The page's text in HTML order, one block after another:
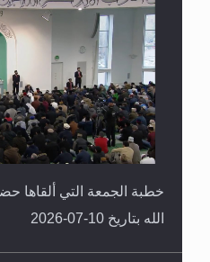
خطبة الجمعة التي ألقاها
الله بتاريخ 10-07-2026